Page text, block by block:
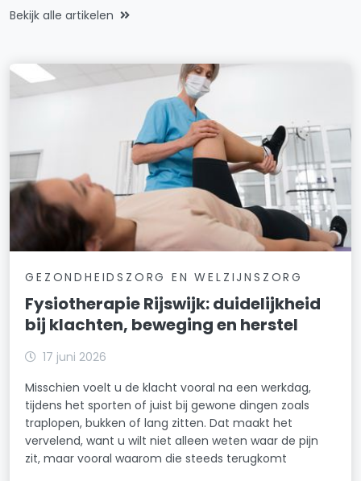
Bekijk alle artikelen
GEZONDHEIDSZORG EN WELZIJNSZORG
Fysiotherapie Rijswijk: duidelijkheid
bij klachten, beweging en herstel
17 juni 2026
Misschien voelt u de klacht vooral na een werkdag,
tijdens het sporten of juist bij gewone dingen zoals
traplopen, bukken of lang zitten. Dat maakt het
vervelend, want u wilt niet alleen weten waar de pijn
zit, maar vooral waarom die steeds terugkomt